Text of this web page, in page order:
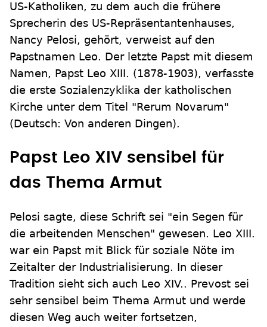
US-Katholiken, zu dem auch die frühere
Sprecherin des US-Repräsentantenhauses,
Nancy Pelosi, gehört, verweist auf den
Papstnamen Leo. Der letzte Papst mit diesem
Namen, Papst Leo XIII. (1878-1903), verfasste
die erste Sozialenzyklika der katholischen
Kirche unter dem Titel "Rerum Novarum"
(Deutsch: Von anderen Dingen).
Papst Leo XIV sensibel für
das Thema Armut
Pelosi sagte, diese Schrift sei "ein Segen für
die arbeitenden Menschen" gewesen. Leo XIII.
war ein Papst mit Blick für soziale Nöte im
Zeitalter der Industrialisierung. In dieser
Tradition sieht sich auch Leo XIV.. Prevost sei
sehr sensibel beim Thema Armut und werde
diesen Weg auch weiter fortsetzen,